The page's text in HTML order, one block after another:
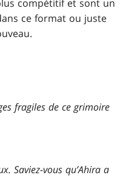
compétitif et sont un
ce format ou juste
fragiles de ce grimoire
Saviez-vous qu’Ahira a